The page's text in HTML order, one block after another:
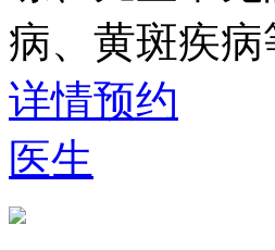
病、黄斑疾病
详情预约
医生